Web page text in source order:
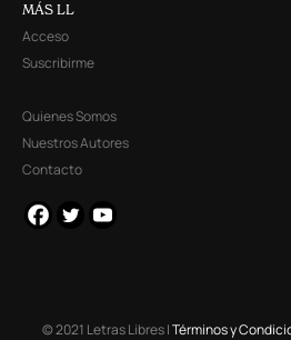
MÁS LL
Acceso
Suscribirme
Quienes Somos
Nuestros Autores
Contacto
© 2021 Letras Libres |Términos y